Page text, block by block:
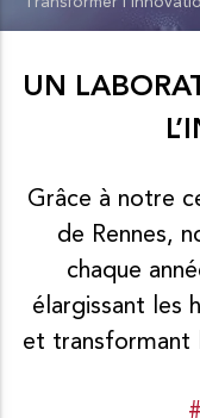
UN
Grâce à notre
de Rennes,
chaque
élargissant les
et transformant